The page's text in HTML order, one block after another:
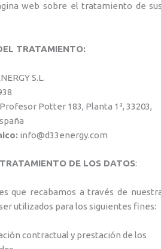
web sobre el tratamiento de
TRATAMIENTO:
S.L.
Potter 183, Planta 1ª, 33203,
info@d33energy.com
DE LOS DATOS:
que recabamos a través de
utilizados para los siguientes fines:
contractual y prestación de los